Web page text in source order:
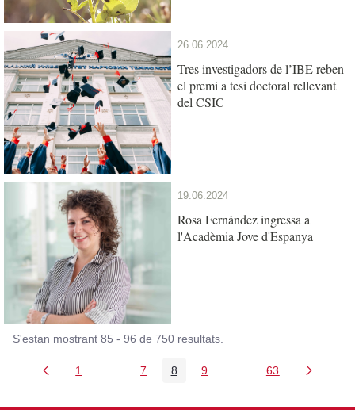
26.06.2024
Tres investigadors de l’IBE reben
el premi a tesi doctoral rellevant
del CSIC
19.06.2024
Rosa Fernández ingressa a
l'Acadèmia Jove d'Espanya
S'estan mostrant 85 - 96 de 750 resultats.
Pàgina
1 Pàgines intermèdies Utilitzeu TAB per
Pàgina
7 Pàgina
8 Pàgina
9 Pàgines intermèdies
Pàgina
63